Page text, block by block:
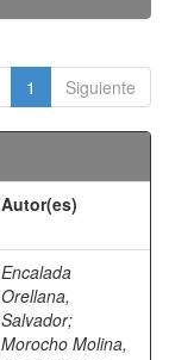
1 Siguiente
Autor(es)
Encalada
Orellana,
Salvador;
Morocho Molina,